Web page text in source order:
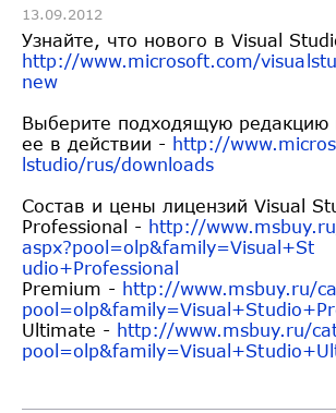
13.09.2012
Узнайте, что нового в Visual
http://www.microsoft.com/visua
new
Выберите подходящую редакцию
ее в действии - http://
lstudio/rus/downloads
Состав и цены лицензий Visual
Professional - http://
aspx?pool=olp&family=Visual+St
udio+Professional
Premium - http://www.msbuy.ru/
pool=olp&family=Visual+St
Ultimate - http://www.msbuy.ru/
pool=olp&family=Visual+St